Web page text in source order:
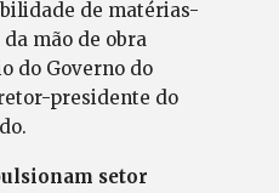
de matérias-
mão de obra
do Governo do
presidente do
setor